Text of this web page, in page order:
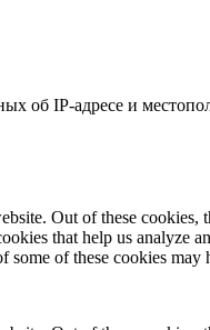
об IP-адресе и
Out of these cookies,
that help us
of these cookies